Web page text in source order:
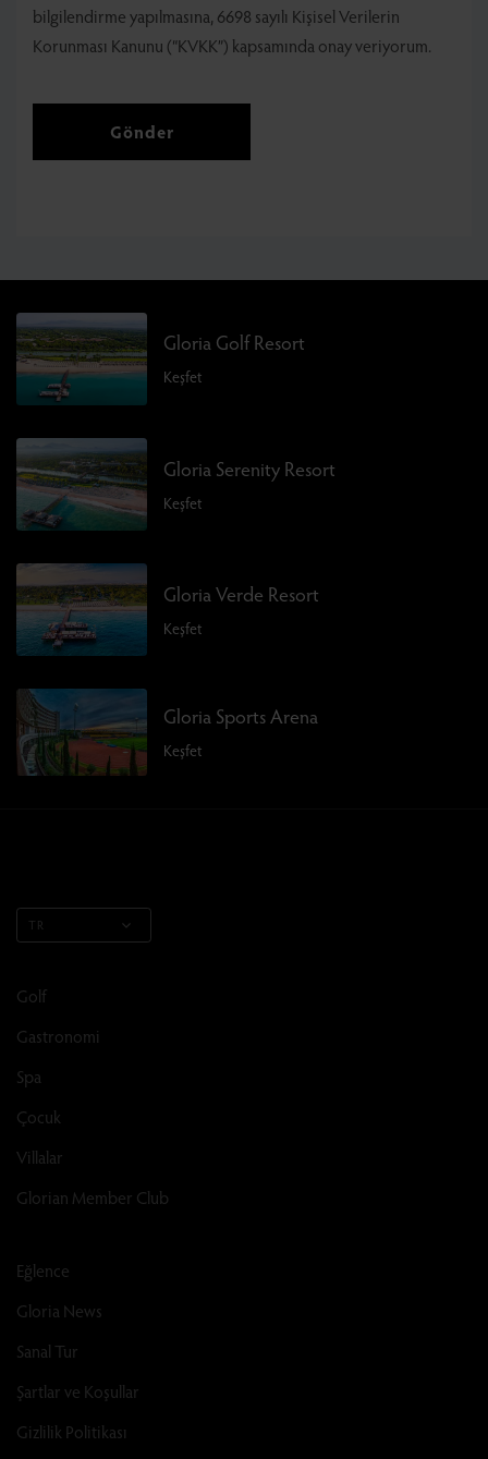
bilgilendirme yapılmasına, 6698 sayılı Kişisel Verilerin
Korunması Kanunu (“KVKK”) kapsamında onay veriyorum.
Gönder
Gloria Golf Resort
Keşfet
Gloria Serenity Resort
Keşfet
Gloria Verde Resort
Keşfet
Gloria Sports Arena
Keşfet
TR
Golf
Gastronomi
Spa
Çocuk
Villalar
Glorian Member Club
Eğlence
Gloria News
Sanal Tur
Şartlar ve Koşullar
Gizlilik Politikası